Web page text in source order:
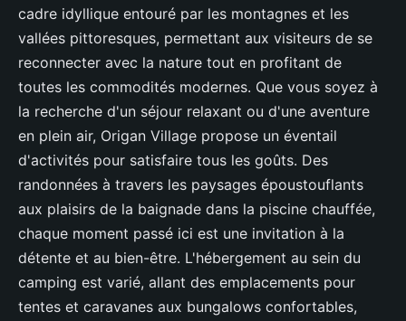
cadre idyllique entouré par les montagnes et les
vallées pittoresques, permettant aux visiteurs de se
reconnecter avec la nature tout en profitant de
toutes les commodités modernes. Que vous soyez à
la recherche d'un séjour relaxant ou d'une aventure
en plein air, Origan Village propose un éventail
d'activités pour satisfaire tous les goûts. Des
randonnées à travers les paysages époustouflants
aux plaisirs de la baignade dans la piscine chauffée,
chaque moment passé ici est une invitation à la
détente et au bien-être. L'hébergement au sein du
camping est varié, allant des emplacements pour
tentes et caravanes aux bungalows confortables,